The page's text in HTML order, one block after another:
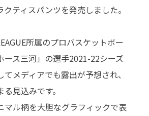
ティスパンツを発売しました。
所属のプロバスケットボー
ース三河」の選手2021-22シーズ
メディアでも露出が予想され、
⾒込みです。
マル柄を⼤胆なグラフィックで表